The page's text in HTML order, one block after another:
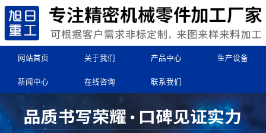
网站首页 关于我们 产品中心 生产设备
新闻中心 在线咨询 联系我们